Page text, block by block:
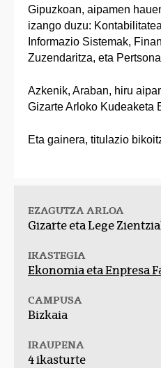
Gipuzkoan, aipamen
izango duzu:
Informazio Sistemak,
Zuzendaritza, eta
Azkenik, Araban, hiru
Gizarte Arloko Kudeaketa
Eta gainera, titulazio
EZAGUTZA ARLOA
Gizarte eta Lege
IKASTEGIA
Ekonomia eta Enpresa
CAMPUSA
Bizkaia
IRAUPENA
4 ikasturte